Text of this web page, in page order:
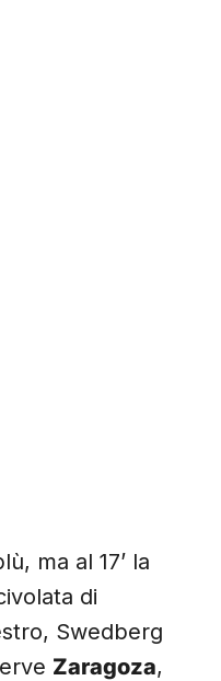
ma al 17’ la
di
Swedberg
Zaragoza,